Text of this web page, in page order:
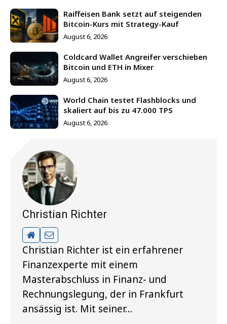
Raiffeisen Bank setzt auf steigenden
Bitcoin-Kurs mit Strategy-Kauf
August 6, 2026
Coldcard Wallet Angreifer verschieben
Bitcoin und ETH in Mixer
August 6, 2026
World Chain testet Flashblocks und
skaliert auf bis zu 47.000 TPS
August 6, 2026
Christian Richter
Christian Richter ist ein erfahrener
Finanzexperte mit einem
Masterabschluss in Finanz- und
Rechnungslegung, der in Frankfurt
ansässig ist. Mit seiner…